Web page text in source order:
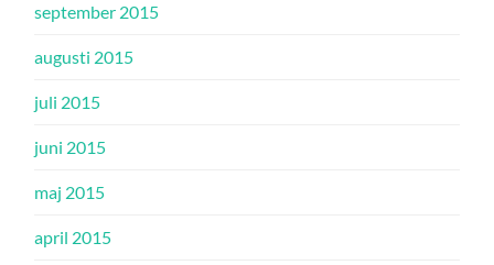
september 2015
augusti 2015
juli 2015
juni 2015
maj 2015
april 2015